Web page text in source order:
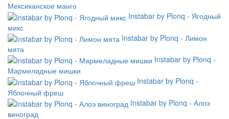
Мексиканское манго
Instabar by Plonq - Ягодный
микс
Instabar by Plonq - Лимон
мята
Instabar by Plonq -
Мармеладные мишки
Instabar by Plonq -
Яблочный фреш
Instabar by Plonq - Алоэ
виноград